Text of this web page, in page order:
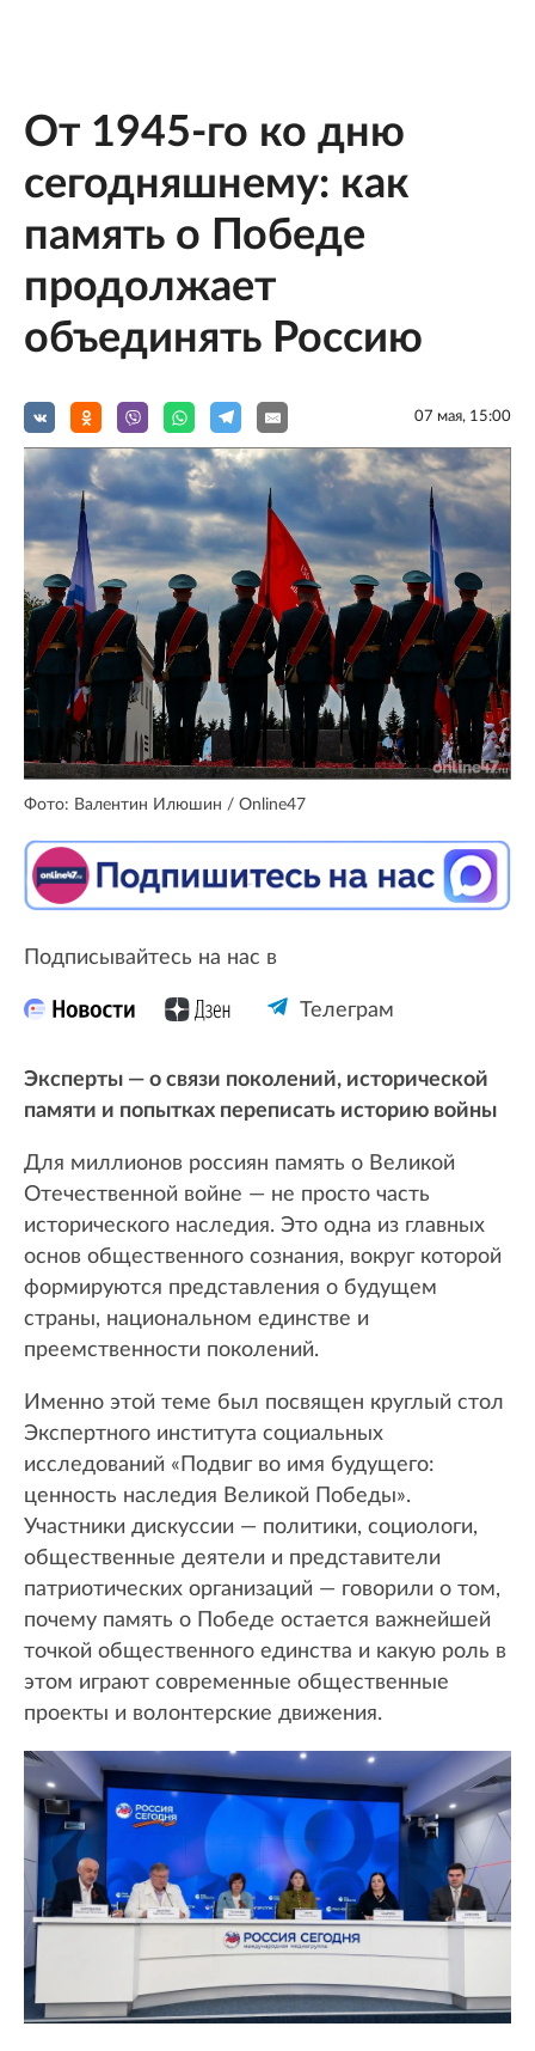
От 1945-го ко дню
сегодняшнему: как
память о Победе
продолжает
объединять Россию
07 мая, 15:00
Фото: Валентин Илюшин / Online47
Подписывайтесь на нас в
Телеграм
Эксперты — о связи поколений, исторической
памяти и попытках переписать историю войны
Для миллионов россиян память о Великой
Отечественной войне — не просто часть
исторического наследия. Это одна из главных
основ общественного сознания, вокруг которой
формируются представления о будущем
страны, национальном единстве и
преемственности поколений.
Именно этой теме был посвящен круглый стол
Экспертного института социальных
исследований «Подвиг во имя будущего:
ценность наследия Великой Победы».
Участники дискуссии — политики, социологи,
общественные деятели и представители
патриотических организаций — говорили о том,
почему память о Победе остается важнейшей
точкой общественного единства и какую роль в
этом играют современные общественные
проекты и волонтерские движения.